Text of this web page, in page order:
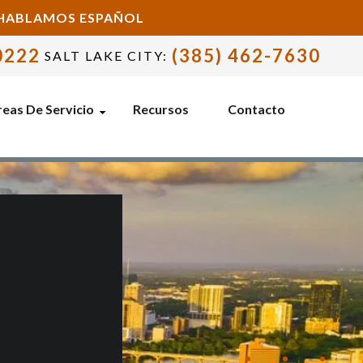
ESPAÑOL
SALT LAKE CITY: (385) 462-7630
De Servicio Recursos Contacto